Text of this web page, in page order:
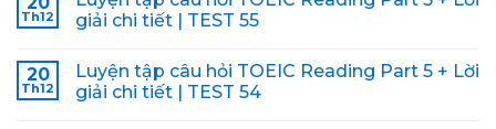
Th12
giải chi tiết | TEST 55
20
Th12
Luyện tập câu hỏi TOEIC Reading Part 5 + Lời
giải chi tiết | TEST 54